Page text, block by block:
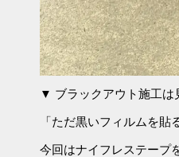
▼ ブラックアウト施工は
「ただ黒いフィルムを
今回はナイフレステープ